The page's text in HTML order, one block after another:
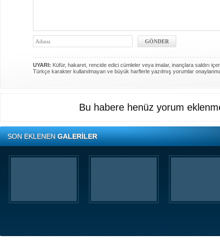
UYARI: Küfür, hakaret, rencide edici cümleler veya imalar, inançlara saldırı
Türkçe karakter kullanılmayan ve büyük harflerle yazılmış yorumlar
Bu habere henüz yorum
SON EKLENENGALERİLER